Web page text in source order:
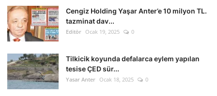
Cengiz Holding Yaşar Anter’e 10 milyon TL.
tazminat dav...
Editör Ocak 19, 2025 0
Tilkicik koyunda defalarca eylem yapılan
tesise ÇED sür...
Yasar Anter Ocak 18, 2025 0